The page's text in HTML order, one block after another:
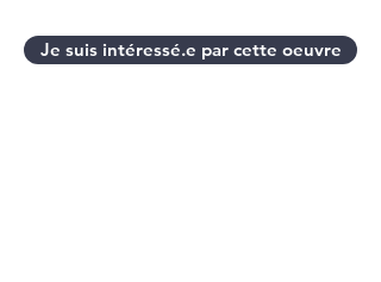
Je suis intéressé.e par cette oeuvre